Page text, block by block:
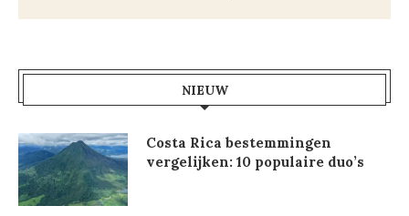
NIEUW
Costa Rica bestemmingen
vergelijken: 10 populaire duo’s